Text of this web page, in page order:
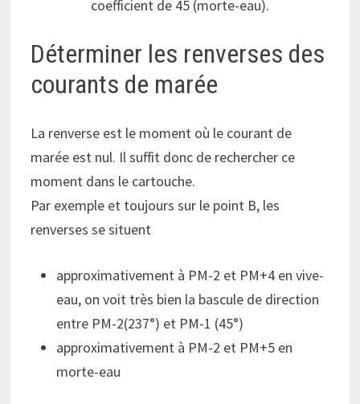
coefficient de 45 (morte-eau).
Déterminer les renverses des
courants de marée
La renverse est le moment où le courant de
marée est nul. Il suffit donc de rechercher ce
moment dans le cartouche.
Par exemple et toujours sur le point B, les
renverses se situent
approximativement à PM-2 et PM+4 en vive-
eau, on voit très bien la bascule de direction
entre PM-2(237°) et PM-1 (45°)
approximativement à PM-2 et PM+5 en
morte-eau